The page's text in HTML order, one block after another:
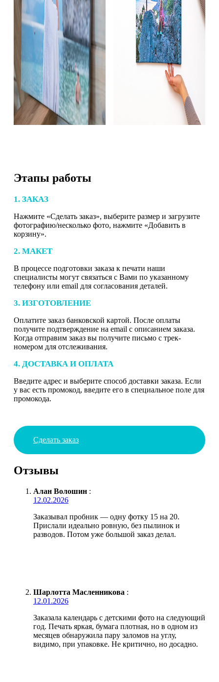
Этапы работы
1. ЗАКАЗ
Нажмите «Сделать заказ», выберите размер и загрузите
фотографию/несколько фото, нажмите «Добавить в
корзину».
2. МАКЕТ
В процессе подготовки заказа к печати наши
специалисты могут связаться с Вами по указанному
телефону или email для согласования деталей.
3. ИЗГОТОВЛЕНИЕ
Оплатите заказ банковской картой. После оплаты
получите подтверждение на email с описанием заказа.
Когда отправим заказ вы получите письмо с трек-
номером для отслеживания.
4. ДОСТАВКА И ОПЛАТА
Введите адрес и выберите способ доставки заказа. Если
у вас есть промокод, введите его в специальное поле для
промокода.
Сделать заказ
Отзывы
Алан Волошин :
12.02.2026
Заказывал пробник — одну фотку 15 на 20.
Прислали идеально ровную, без пылинок и
разводов. Потом уже большой заказ делал.
Шарлотта Масленникова :
12.01.2026
Заказала календарь с детскими фото на следующий
год. Печать яркая, бумага плотная, но в одном из
месяцев обнаружила пару заломов на углу,
видимо, при упаковке. Не критично, но досадно.